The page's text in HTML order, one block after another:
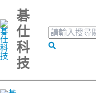
至
主
要
容
碁
仕
科
技
搜
尋
關
搜